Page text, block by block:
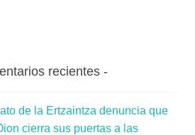
recientes
de la Ertzaintza denuncia que
cierra sus puertas a las